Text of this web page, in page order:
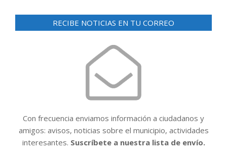
RECIBE NOTICIAS EN TU CORREO
Con frecuencia enviamos información a ciudadanos y
amigos: avisos, noticias sobre el municipio, actividades
interesantes. Suscríbete a nuestra lista de envío.